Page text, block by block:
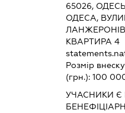
65026,
ОДЕСА,
КВАРТИРА 4
Розмір
(грн.): 100
УЧАСНИКИ Є